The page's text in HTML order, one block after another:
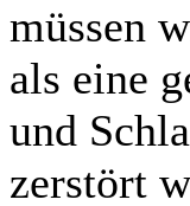
müssen
als eine
und
zerstört